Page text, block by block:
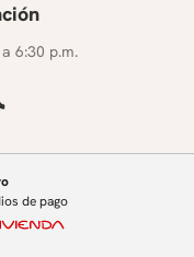
6:30 p.m.
de pago